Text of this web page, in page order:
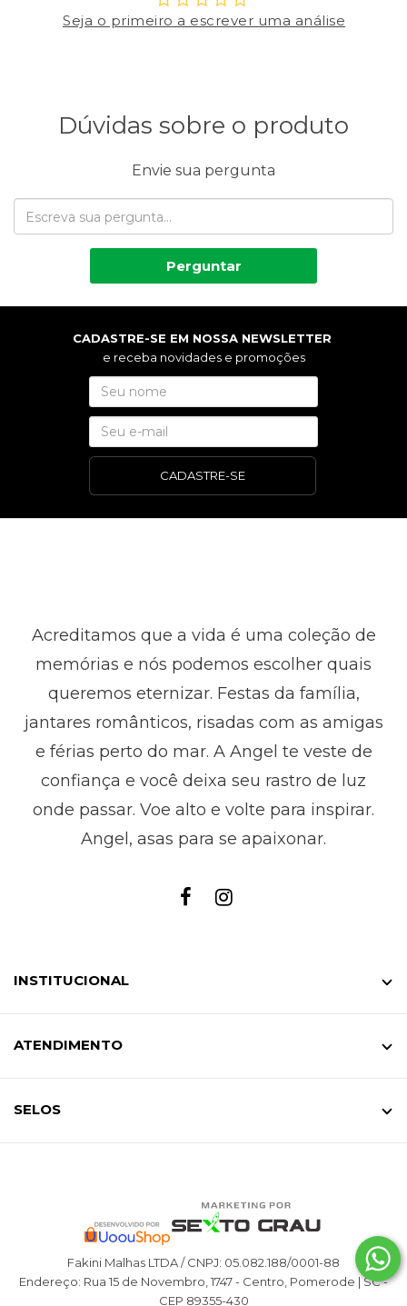
Seja o primeiro a escrever uma análise
Dúvidas sobre o produto
Envie sua pergunta
Perguntar
CADASTRE-SE EM NOSSA NEWSLETTER
e receba novidades e promoções
CADASTRE-SE
Acreditamos que a vida é uma coleção de
memórias e nós podemos escolher quais
queremos eternizar. Festas da família,
jantares românticos, risadas com as amigas
e férias perto do mar. A Angel te veste de
confiança e você deixa seu rastro de luz
onde passar. Voe alto e volte para inspirar.
Angel, asas para se apaixonar.
INSTITUCIONAL
ATENDIMENTO
SELOS
Fakini Malhas LTDA / CNPJ: 05.082.188/0001-88
Endereço: Rua 15 de Novembro, 1747 - Centro, Pomerode | SC -
CEP 89355-430